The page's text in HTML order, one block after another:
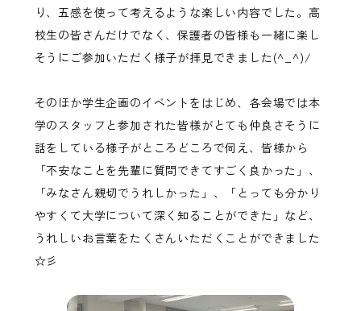
り、五感を使って考えるような楽しい内容でした。高
校生の皆さんだけでなく、保護者の皆様も一緒に楽し
そうにご参加いただく様子が拝見できました(^_^)/
そのほか学生企画のイベントをはじめ、各会場では本
学のスタッフと参加された皆様がとても仲良さそうに
話をしている様子がところどころで伺え、皆様から
「不安なことを先輩に質問できてすごく良かった」、
「みなさん親切でうれしかった」、「とっても分かり
やすくて大学について深く知ることができた」など、
うれしいお言葉をたくさんいただくことができました
☆彡